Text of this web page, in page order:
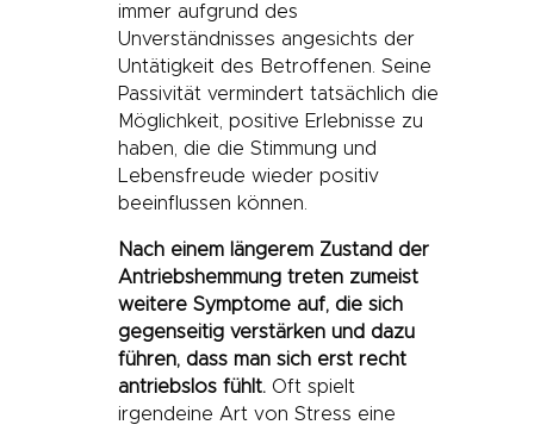
immer aufgrund des
Unverständnisses angesichts der
Untätigkeit des Betroffenen. Seine
Passivität vermindert tatsächlich die
Möglichkeit, positive Erlebnisse zu
haben, die die Stimmung und
Lebensfreude wieder positiv
beeinflussen können.
Nach einem längerem Zustand der
Antriebshemmung treten zumeist
weitere Symptome auf, die sich
gegenseitig verstärken und dazu
führen, dass man sich erst recht
antriebslos fühlt.Oft spielt
irgendeine Art von Stress eine